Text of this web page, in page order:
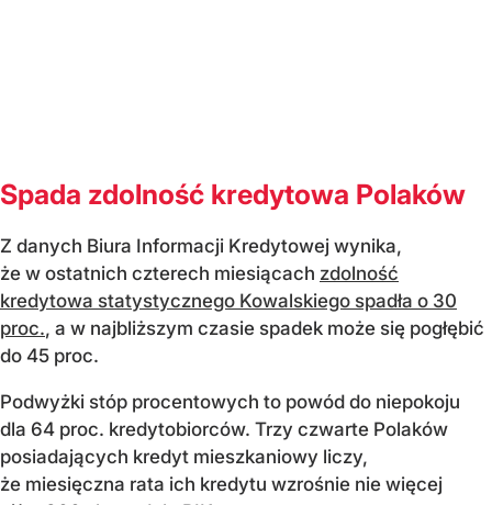
Spada zdolność kredytowa Polaków
Z danych Biura Informacji Kredytowej wynika,
że w ostatnich czterech miesiącach zdolność
kredytowa statystycznego Kowalskiego spadła o 30
proc., a w najbliższym czasie spadek może się pogłębić
do 45 proc.
Podwyżki stóp procentowych to powód do niepokoju
dla 64 proc. kredytobiorców. Trzy czwarte Polaków
posiadających kredyt mieszkaniowy liczy,
że miesięczna rata ich kredytu wzrośnie nie więcej